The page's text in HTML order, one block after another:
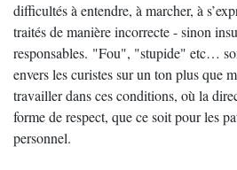
difficultés à entendre, à marcher, à
traités de manière incorrecte - sinon
responsables. "Fou", "stupide" etc…
envers les curistes sur un ton plus que
travailler dans ces conditions, où la
forme de respect, que ce soit pour les
personnel.